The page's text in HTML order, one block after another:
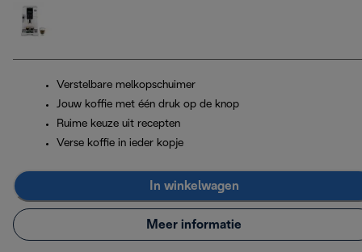
Verstelbare melkopschuimer
Jouw koffie met één druk op de knop
Ruime keuze uit recepten
Verse koffie in ieder kopje
In winkelwagen
Meer informatie